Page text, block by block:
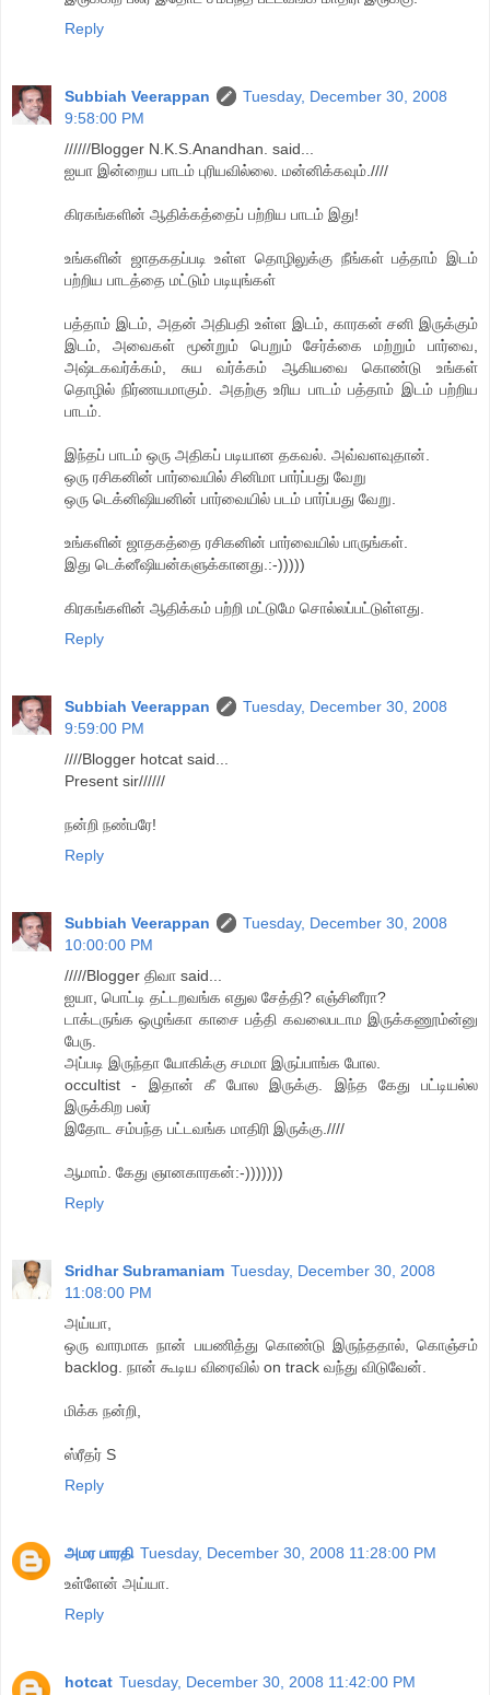
Reply
Subbiah Veerappan
Tuesday, December 30, 2008
9:58:00 PM
//////Blogger N.K.S.Anandhan. said...
ஐயா இன்றைய பாடம் புரியவில்லை. மன்னிக்கவும்.////
கிரகங்களின் ஆதிக்கத்தைப் பற்றிய பாடம் இது!
உங்களின் ஜாதகதப்படி உள்ள தொழிலுக்கு நீங்கள் பத்தாம் இடம்
பற்றிய பாடத்தை மட்டும் படியுங்கள்
பத்தாம் இடம், அதன் அதிபதி உள்ள இடம், காரகன் சனி இருக்கும்
இடம், அவைகள் மூன்றும் பெறும் சேர்க்கை மற்றும் பார்வை,
அஷ்டகவர்க்கம், சுய வர்க்கம் ஆகியவை கொண்டு உங்கள்
தொழில் நிர்ணயமாகும். அதற்கு உரிய பாடம் பத்தாம் இடம் பற்றிய
பாடம்.
இந்தப் பாடம் ஒரு அதிகப் படியான தகவல். அவ்வளவுதான்.
ஒரு ரசிகனின் பார்வையில் சினிமா பார்ப்பது வேறு
ஒரு டெக்னிஷியனின் பார்வையில் படம் பார்ப்பது வேறு.
உங்களின் ஜாதகத்தை ரசிகனின் பார்வையில் பாருங்கள்.
இது டெக்னீஷியன்களுக்கானது.:-)))))
கிரகங்களின் ஆதிக்கம் பற்றி மட்டுமே சொல்லப்பட்டுள்ளது.
Reply
Subbiah Veerappan
Tuesday, December 30, 2008
9:59:00 PM
////Blogger hotcat said...
Present sir//////
நன்றி நண்பரே!
Reply
Subbiah Veerappan
Tuesday, December 30, 2008
10:00:00 PM
/////Blogger திவா said...
ஐயா, பொட்டி தட்டறவங்க எதுல சேத்தி? எஞ்சினீரா?
டாக்டருங்க ஒழுங்கா காசை பத்தி கவலைபடாம இருக்கணூம்ன்னு
பேரு.
அப்படி இருந்தா யோகிக்கு சமமா இருப்பாங்க போல.
occultist - இதான் கீ போல இருக்கு. இந்த கேது பட்டியல்ல
இருக்கிற பலர்
இதோட சம்பந்த பட்டவங்க மாதிரி இருக்கு.////
ஆமாம். கேது ஞானகாரகன்:-)))))))
Reply
Sridhar Subramaniam Tuesday, December 30, 2008
11:08:00 PM
அய்யா,
ஒரு வாரமாக நான் பயணித்து கொண்டு இருந்ததால், கொஞ்சம்
backlog. நான் கூடிய விரைவில் on track வந்து விடுவேன்.
மிக்க நன்றி,
ஸ்ரீதர் S
Reply
அமர பாரதி Tuesday, December 30, 2008 11:28:00 PM
உள்ளேன் அய்யா.
Reply
hotcat Tuesday, December 30, 2008 11:42:00 PM